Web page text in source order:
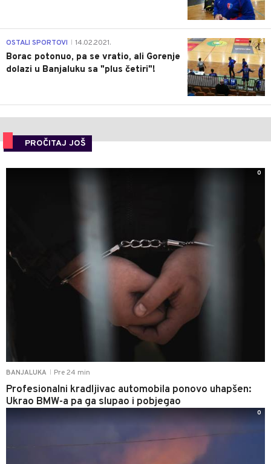
3
OSTALI SPORTOVI 14.02.2021.
Borac potonuo, pa se vratio, ali Gorenje
dolazi u Banjaluku sa "plus četiri"!
PROČITAJ JOŠ
BANJALUKA Pre 24 min
Profesionalni kradljivac automobila ponovo uhapšen:
Ukrao BMW-a pa ga slupao i pobjegao
0
0